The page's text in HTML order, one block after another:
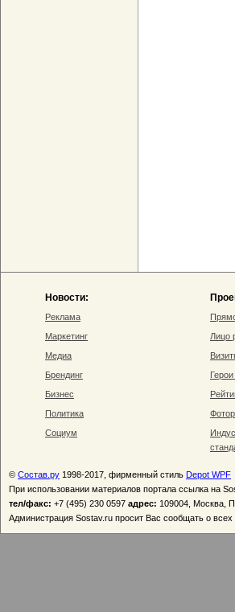
Новости:
Реклама
Маркетинг
Медиа
Брендинг
Бизнес
Политика
Социум
Лицо
Герои
© Состав.ру 1998-2017, фирменный стиль Depot WPF
При использовании материалов портала ссылка на
тел/факс: +7 (495) 230 0597 адрес: 109004, Москва,
Администрация Sostav.ru просит Вас сообщать о